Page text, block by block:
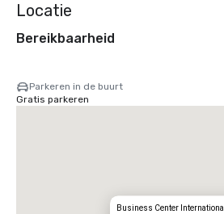
Locatie
Bereikbaarheid
Parkeren in de buurt
Gratis parkeren
Business Center International